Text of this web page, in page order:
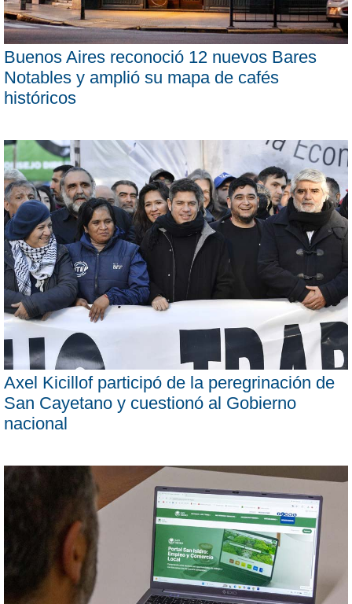
Buenos Aires reconoció 12 nuevos Bares
Notables y amplió su mapa de cafés
históricos
Axel Kicillof participó de la peregrinación de
San Cayetano y cuestionó al Gobierno
nacional